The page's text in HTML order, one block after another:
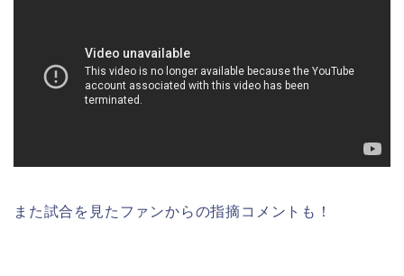
また試合を見たファンからの指摘コメントも！